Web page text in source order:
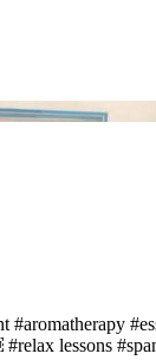
#aromatherapy
#relax lessons